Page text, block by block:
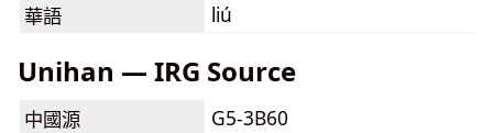
華語
liú
Unihan — IRG Source
中國源
G5-3B60